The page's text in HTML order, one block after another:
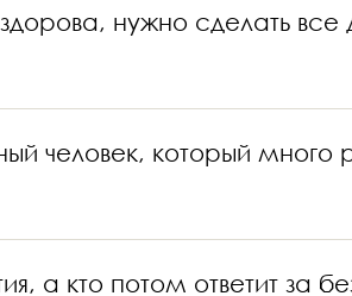
нужно сделать все
человек, который
а кто потом ответит за